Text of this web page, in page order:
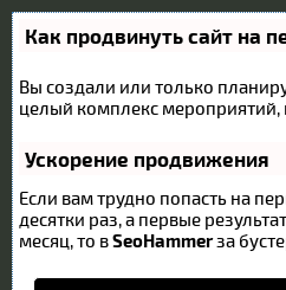
Как продвинуть сайт на
Вы создали или только
целый комплекс мероприятий,
Ускорение продвижения
Если вам трудно попасть на
десятки раз, а первые
месяц, то вSeoHammerза